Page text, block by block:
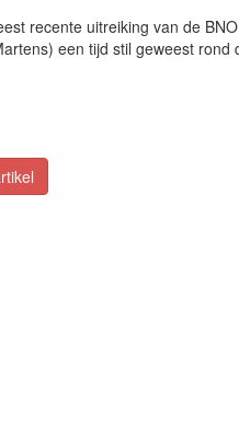
recente uitreiking van de
een tijd stil geweest rond